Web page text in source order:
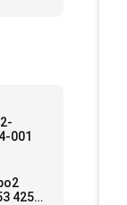
001
4254